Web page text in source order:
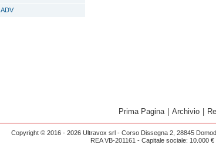
ADV
Prima Pagina Archivio
Copyright © 2016 - 2026 Ultravox srl - Corso Dissegna 2, 28845
REA VB-201161 - Capitale sociale: 10.000 €